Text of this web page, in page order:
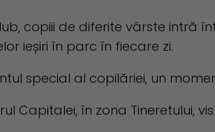
copiii de diferite vârste intră
ieșiri în parc în fiecare zi.
special al copilăriei, un
Capitalei, în zona Tineretului,